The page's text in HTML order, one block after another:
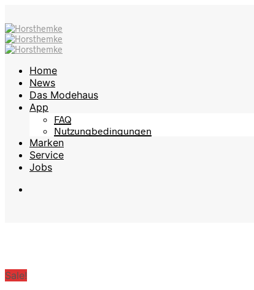
Home
News
Das Modehaus
App
FAQ
Nutzungbedingungen
Marken
Service
Jobs
Sale!